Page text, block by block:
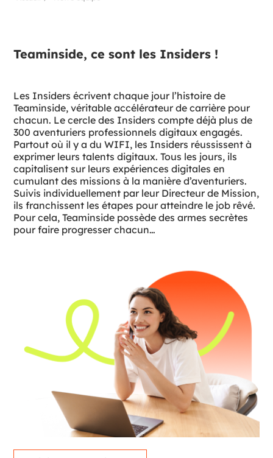
Teaminside, ce sont les Insiders !
Les Insiders écrivent chaque jour l’histoire de
Teaminside, véritable accélérateur de carrière pour
chacun. Le cercle des Insiders compte déjà plus de
300 aventuriers professionnels digitaux engagés.
Partout où il y a du WIFI, les Insiders réussissent à
exprimer leurs talents digitaux. Tous les jours, ils
capitalisent sur leurs expériences digitales en
cumulant des missions à la manière d’aventuriers.
Suivis individuellement par leur Directeur de Mission,
ils franchissent les étapes pour atteindre le job rêvé.
Pour cela, Teaminside possède des armes secrètes
pour faire progresser chacun…